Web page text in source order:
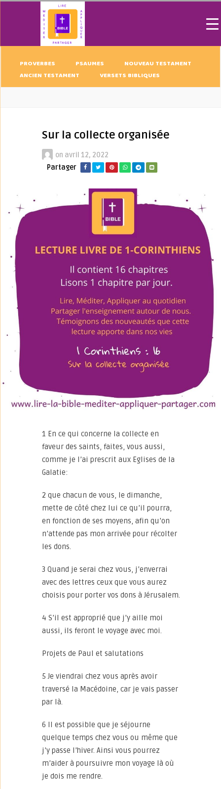
PROVERBES PSAUMES
NOUVEAU TESTAMENT
ANCIEN TESTAMENT
VERSETS BIBLIQUES
Sur la collecte organisée
on avril 12, 2022
Partager
1 En ce qui concerne la collecte en
faveur des saints, faites, vous aussi,
comme je l’ai prescrit aux Eglises de la
Galatie:
2 que chacun de vous, le dimanche,
mette de côté chez lui ce qu’il pourra,
en fonction de ses moyens, afin qu’on
n’attende pas mon arrivée pour récolter
les dons.
3 Quand je serai chez vous, j’enverrai
avec des lettres ceux que vous aurez
choisis pour porter vos dons à Jérusalem.
4 S’il est approprié que j’y aille moi
aussi, ils feront le voyage avec moi.
Projets de Paul et salutations
5 Je viendrai chez vous après avoir
traversé la Macédoine, car je vais passer
par là.
6 Il est possible que je séjourne
quelque temps chez vous ou même que
j’y passe l’hiver. Ainsi vous pourrez
m’aider à poursuivre mon voyage là où
je dois me rendre.